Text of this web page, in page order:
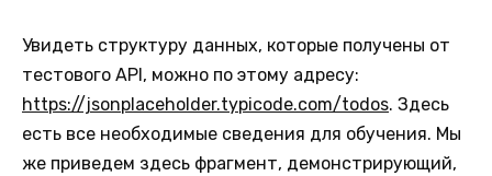
Увидеть структуру данных, которые получены от
тестового API, можно по этому адресу:
https://jsonplaceholder.typicode.com/todos. Здесь
есть все необходимые сведения для обучения. Мы
же приведем здесь фрагмент, демонстрирующий,